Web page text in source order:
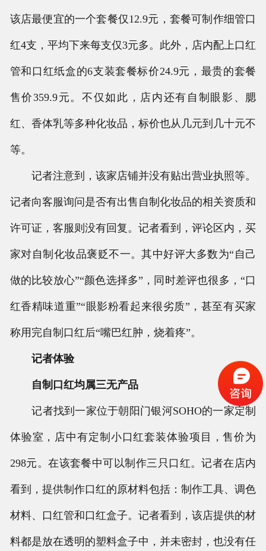
该店最便宜的一个套餐仅12.9元，套餐可制作细管口
红4支，平均下来每支仅3元多。此外，店内配上口红
管和口红纸盒的6支装套餐标价24.9元，最贵的套餐
售价359.9元。不仅如此，店内还有自制眼影、腮
红、香体乳等多种化妆品，标价也从几元到几十元不
等。
记者注意到，该家店铺并没有贴出营业执照等。
记者向客服询问是否有出售自制化妆品的相关资质和
许可证，客服则没有回复。记者看到，评论区内，买
家对自制化妆品褒贬不一。其中好评大多数为“自己
做的比较放心”“颜色选择多”，同时差评也很多，“口
红香精味道重”“眼影粉看起来很劣质”，甚至有买家
称用完自制口红后“嘴巴红肿，烧着疼”。
记者体验
自制口红均属三无产品
记者找到一家位于朝阳门银河SOHO的一家定制
体验室，店中有定制小口红套装体验项目，售价为
298元。在该套餐中可以制作三只口红。记者在店内
看到，提供制作口红的原材料包括：制作工具、调色
材料、口红管和口红盒子。记者看到，该店提供的材
料都是放在透明的塑料盒子中，并未密封，也没有任